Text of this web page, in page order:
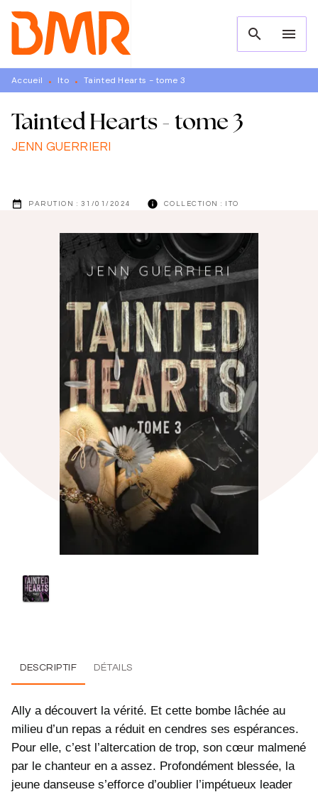
MENU RECHERCHE
PIED DE PAGE
search menu
Accueil • Ito • Tainted Hearts - tome 3
Tainted Hearts - tome 3
JENN GUERRIERI
date_range PARUTION : 31/01/2024 info COLLECTION : ITO
DESCRIPTIF DÉTAILS
Ally a découvert la vérité. Et cette bombe lâchée au
milieu d’un repas a réduit en cendres ses espérances.
Pour elle, c’est l’altercation de trop, son cœur malmené
par le chanteur en a assez. Profondément blessée, la
jeune danseuse s’efforce d’oublier l’impétueux leader